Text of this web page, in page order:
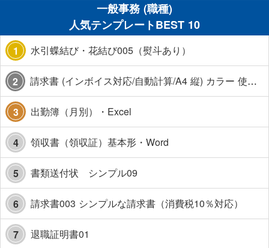
一般事務 (職種)
人気テンプレートBEST 10
1 水引蝶結び・花結び005（熨斗あり）
2 請求書 (インボイス対応/自動計算/A4 縦) カラー 使い方解説あり
3 出勤簿（月別）・Excel
4 領収書（領収証）基本形・Word
5 書類送付状 シンプル09
6 請求書003 シンプルな請求書（消費税10％対応）
7 退職証明書01